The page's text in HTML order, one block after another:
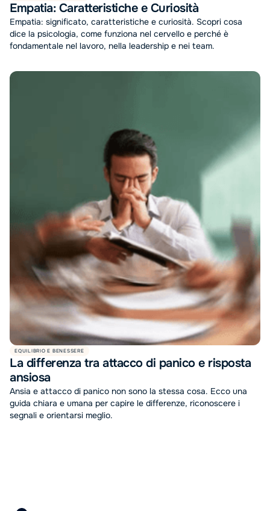
Empatia: Caratteristiche e Curiosità
Empatia: significato, caratteristiche e curiosità. Scopri cosa
dice la psicologia, come funziona nel cervello e perché è
fondamentale nel lavoro, nella leadership e nei team.
EQUILIBRIO E BENESSERE
La differenza tra attacco di panico e risposta
ansiosa
Ansia e attacco di panico non sono la stessa cosa. Ecco una
guida chiara e umana per capire le differenze, riconoscere i
segnali e orientarsi meglio.